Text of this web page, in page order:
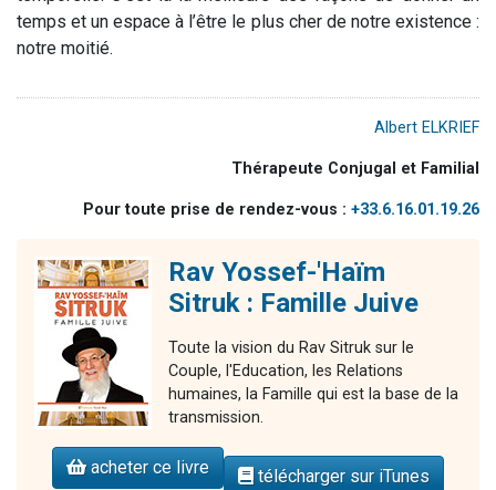
temps et un espace à l’être le plus cher de notre existence :
notre moitié.
Albert ELKRIEF
Thérapeute Conjugal et Familial
Pour toute prise de rendez-vous : +33.6.16.01.19.26
Rav Yossef-'Haïm
Sitruk : Famille Juive
Toute la vision du Rav Sitruk sur le
Couple, l'Education, les Relations
humaines, la Famille qui est la base de la
transmission.
acheter ce livre télécharger sur iTunes